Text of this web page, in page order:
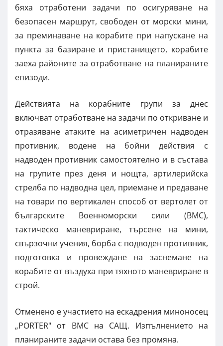
бяха отработени задачи по осигуряване на
безопасен маршрут, свободен от морски мини,
за преминаване на корабите при напускане на
пункта за базиране и пристанището, корабите
заеха районите за отработване на планираните
епизоди.
Действията на корабните групи за днес
включват отработване на задачи по откриване и
отразяване атаките на асиметричен надводен
противник, водене на бойни действия с
надводен противник самостоятелно и в състава
на групите през деня и нощта, артилерийска
стрелба по надводна цел, приемане и предаване
на товари по вертикален способ от вертолет от
българските Военноморски сили (ВМС),
тактическо маневриране, търсене на мини,
свързочни учения, борба с подводен противник,
подготовка и провеждане на заснемане на
корабите от въздуха при тяхното маневриране в
строй.
Отменено е участието на ескадрения миноносец
„PORTER" от ВМС на САЩ. Изпълнението на
планираните задачи остава без промяна.